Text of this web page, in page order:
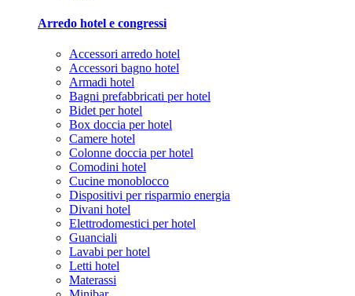
Arredo hotel e congressi
Accessori arredo hotel
Accessori bagno hotel
Armadi hotel
Bagni prefabbricati per hotel
Bidet per hotel
Box doccia per hotel
Camere hotel
Colonne doccia per hotel
Comodini hotel
Cucine monoblocco
Dispositivi per risparmio energia
Divani hotel
Elettrodomestici per hotel
Guanciali
Lavabi per hotel
Letti hotel
Materassi